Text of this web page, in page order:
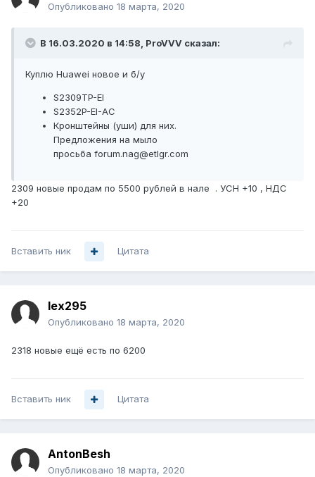
Опубликовано 18 марта, 2020
В 16.03.2020 в 14:58, ProVVV сказал:
Куплю Huawei новое и б/у
S2309ТP-ЕI
S2352P-EI-AC
Кронштейны (уши) для них.
Предложения на мыло
просьба forum.nag@etlgr.com
2309 новые продам по 5500 рублей в нале . УСН +10 , НДС
+20
Вставить ник Цитата
lex295
Опубликовано 18 марта, 2020
2318 новые ещё есть по 6200
Вставить ник Цитата
AntonBesh
Опубликовано 18 марта, 2020